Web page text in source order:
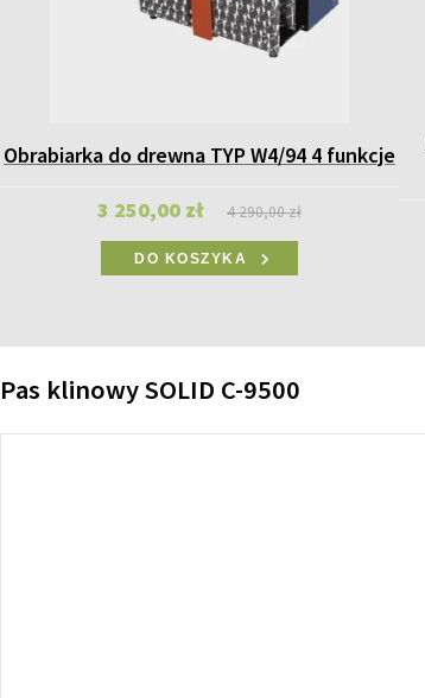
Obrabiarka do drewna TYP W4/94 4 funkcje
3 250,00 zł 4 290,00 zł
DO KOSZYKA
Pas klinowy SOLID C-9500